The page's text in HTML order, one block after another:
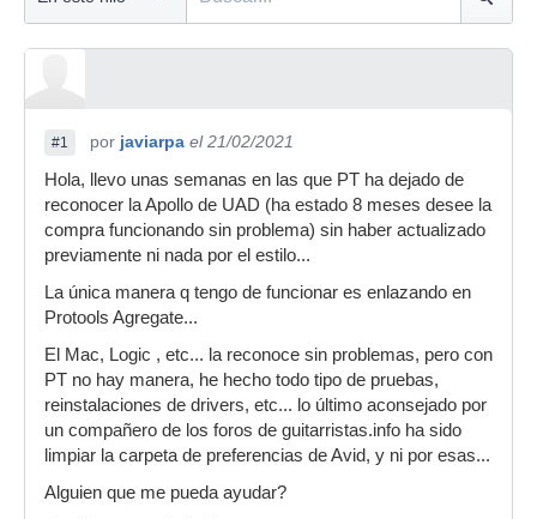
#1 por javiarpa el 21/02/2021
Hola, llevo unas semanas en las que PT ha dejado de
reconocer la Apollo de UAD (ha estado 8 meses desee la
compra funcionando sin problema) sin haber actualizado
previamente ni nada por el estilo...
La única manera q tengo de funcionar es enlazando en
Protools Agregate...
El Mac, Logic , etc... la reconoce sin problemas, pero con
PT no hay manera, he hecho todo tipo de pruebas,
reinstalaciones de drivers, etc... lo último aconsejado por
un compañero de los foros de guitarristas.info ha sido
limpiar la carpeta de preferencias de Avid, y ni por esas...
Alguien que me pueda ayudar?